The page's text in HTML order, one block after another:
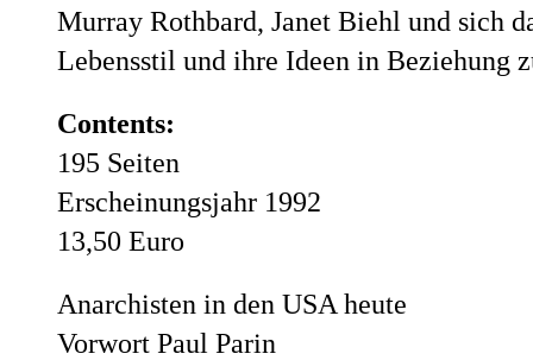
Murray Rothbard, Janet Biehl und sich
Lebensstil und ihre Ideen in Beziehung
Contents:
195 Seiten
Erscheinungsjahr 1992
13,50 Euro
Anarchisten in den USA heute
Vorwort Paul Parin